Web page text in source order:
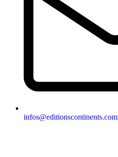
infos@editionscontinents.com